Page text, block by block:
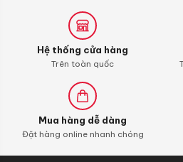
Hệ thống cửa hàng
Trên toàn quốc
Mua hàng dễ dàng
Đặt hàng online nhanh chóng